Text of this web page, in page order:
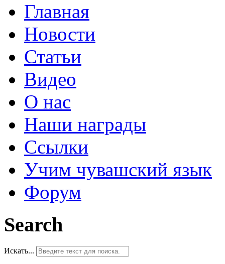
Главная
Новости
Статьи
Видео
О нас
Наши награды
Ссылки
Учим чувашский язык
Форум
Search
Искать...